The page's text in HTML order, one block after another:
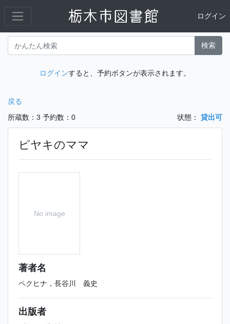
ログイン
検索
ログインすると、予約ボタンが表示されます。
戻る
所蔵数：3 予約数：0 状態： 貸出可
ピヤキのママ
No image
著者名
ペクヒナ，長谷川 義史
出版者